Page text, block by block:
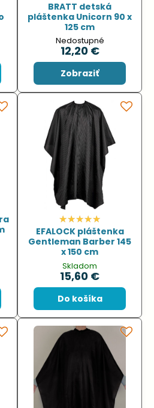
BRATT detská
pláštenka Unicorn 90 x
125 cm
Nedostupné
12,20 €
Zobraziť
EFALOCK pláštenka
Gentleman Barber 145
x 150 cm
Skladom
15,60 €
Do košíka